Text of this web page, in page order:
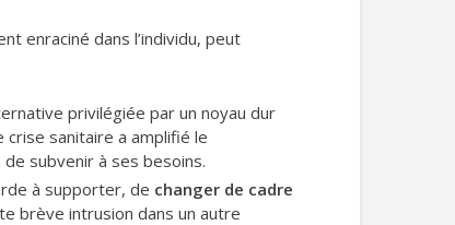
enraciné dans l’individu, peut
privilégiée par un noyau dur
crise sanitaire a amplifié le
subvenir à ses besoins.
à supporter, de changer de cadre
brève intrusion dans un autre